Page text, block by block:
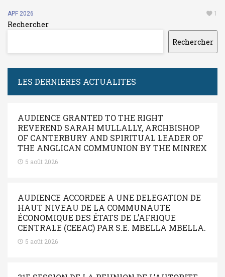
APF 2026 1
Rechercher
Rechercher
LES DERNIERES ACTUALITES
AUDIENCE GRANTED TO THE RIGHT
REVEREND SARAH MULLALLY, ARCHBISHOP
OF CANTERBURY AND SPIRITUAL LEADER OF
THE ANGLICAN COMMUNION BY THE MINREX
5 août 2026
AUDIENCE ACCORDEE A UNE DELEGATION DE
HAUT NIVEAU DE LA COMMUNAUTE
ÉCONOMIQUE DES ÉTATS DE L’AFRIQUE
CENTRALE (CEEAC) PAR S.E. MBELLA MBELLA.
5 août 2026